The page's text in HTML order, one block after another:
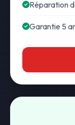
Réparation
Garantie 5